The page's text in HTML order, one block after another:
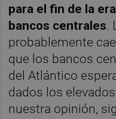
para el fin de la
bancos centrales.
probablemente
que los bancos
del Atlántico
dados los
nuestra opinión,